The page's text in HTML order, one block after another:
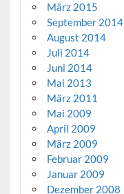
März 2015
September 2014
August 2014
Juli 2014
Juni 2014
Mai 2013
März 2011
Mai 2009
April 2009
März 2009
Februar 2009
Januar 2009
Dezember 2008